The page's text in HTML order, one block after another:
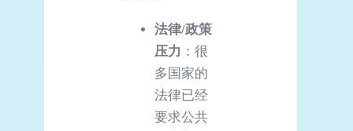
法律/政策
压力 ：很
多国家的
法律已经
要求公共